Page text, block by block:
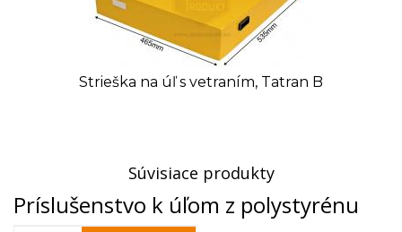
Strieška na úľ s vetraním, Tatran B
Súvisiace produkty
Príslušenstvo k úľom z polystyrénu